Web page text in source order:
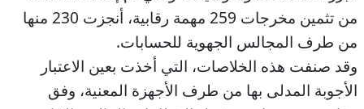
من تثمين مخرجات 259 مهمة رقابية، أنجزت 230 منها
من طرف المجالس الجهوية للحسابات.
وقد صنفت هذه الخلاصات، التي أخذت بعين الاعتبار
الأجوبة المدلى بها من طرف الأجهزة المعنية، وفق